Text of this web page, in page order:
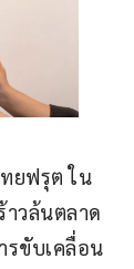
ยฟรุต ใน
วล้นตลาด
รขับเคลื่อน